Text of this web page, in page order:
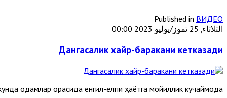
Published in ВИДЕО
الثلاثاء, 25 تموز/يوليو 2023 00:00
Дангасалик хайр-баракани кетказади
одамлар орасида енгил-елпи ҳаётга мойиллик кучаймоқда.